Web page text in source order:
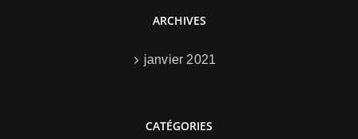
ARCHIVES
janvier 2021
CATÉGORIES